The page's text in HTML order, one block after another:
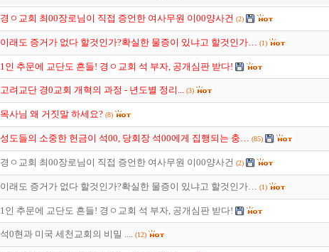
경ㅇ교회 최00장로님이 직접 증언한 여사무원 이00양사건 (2)
이래도 증거가 없다 할것인가?확실한 물증이 있냐고 할것인가… (1)
1인 추문에 교단도 흔들! 경ㅇ교회 석 부자, 공개심판 받다!
고려교단 경0교회 개혁의 과정 - 년도별 정리... (3)
목사님 왜 거짓말 하세요? (8)
성도들의 소중한 헌금이 석00, 당회장 석00에게 집행되는 충… (85)
경ㅇ교회 최00장로님이 직접 증언한 여사무원 이00양사건 (2)
이래도 증거가 없다 할것인가?확실한 물증이 있냐고 할것인가… (1)
1인 추문에 교단도 흔들! 경ㅇ교회 석 부자, 공개심판 받다!
석0현과 미국 세천교회의 비밀 .... (12)